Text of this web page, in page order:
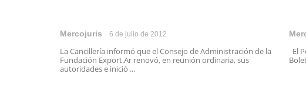
Mercojuris 6 de julio de 2012
La Cancillería informó que el Consejo de Administración de la
Fundación Export.Ar renovó, en reunión ordinaria, sus
autoridades e inició ...
El